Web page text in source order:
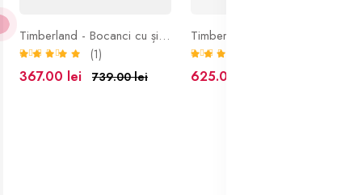
Timberland - Bocanci cu șireturi Killington maro
(1)
367.00 lei 739.00 lei 625.00 lei